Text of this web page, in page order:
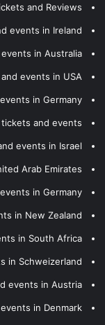
and Reviews
events in Ireland
in Australia
events in USA
in Germany
tickets and events
events in Israel
Arab Emirates
in Germany
in New Zealand
in South Africa
in Schweizerland
events in Austria
in Denmark